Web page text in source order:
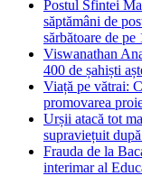
Postul Sfintei
săptămâni de
sărbătoare de pe
Viswanathan
400 de șahiști
Viață pe vătrai:
promovarea
Urșii atacă tot
supraviețuit
Frauda de la
interimar al